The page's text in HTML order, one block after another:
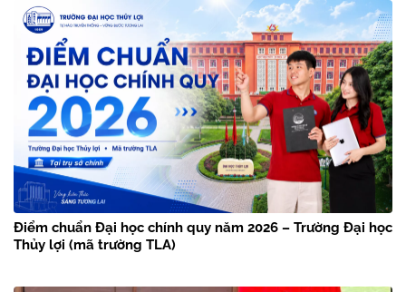
Điểm chuẩn Đại học chính quy năm 2026 – Trường Đại học
Thủy lợi (mã trường TLA)